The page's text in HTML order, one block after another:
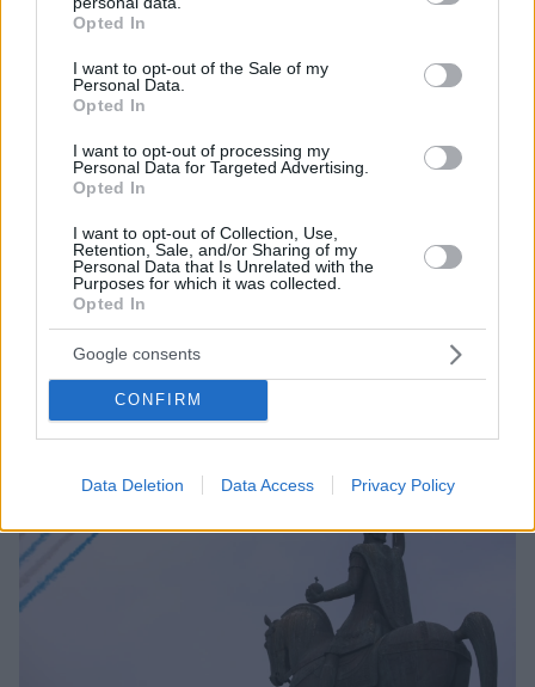
grant or deny consent to Google and its third-party tags to
use your data for below specified purposes in below Google
consent section.
Opted In
I want to opt-out of the Sale of my
Personal Data.
Opted In
I want to opt-out of processing my
Personal Data for Targeted Advertising.
Opted In
I want to opt-out of Collection, Use,
Retention, Sale, and/or Sharing of my
Personal Data that Is Unrelated with the
Purposes for which it was collected.
Opted In
Google consents
CONFIRM
Data Deletion Data Access Privacy Policy